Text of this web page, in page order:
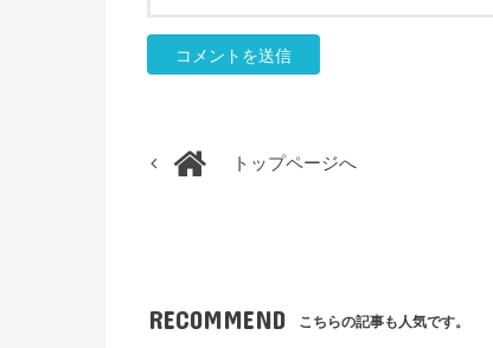
トップページへ
RECOMMEND こちらの記事も人気です。